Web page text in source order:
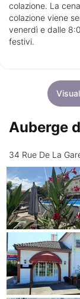
colazione. La
colazione viene
venerdì e dalle
festivi.
Auberge
34 Rue De La